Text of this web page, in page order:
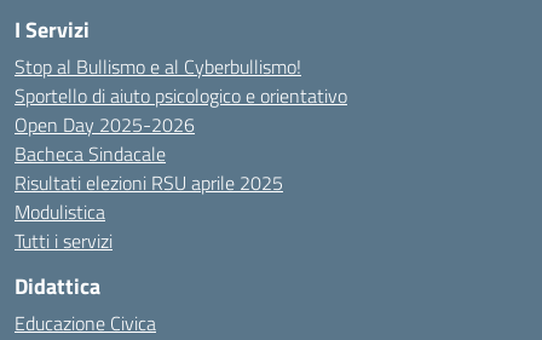
I Servizi
Stop al Bullismo e al Cyberbullismo!
Sportello di aiuto psicologico e orientativo
Open Day 2025-2026
Bacheca Sindacale
Risultati elezioni RSU aprile 2025
Modulistica
Tutti i servizi
Didattica
Educazione Civica